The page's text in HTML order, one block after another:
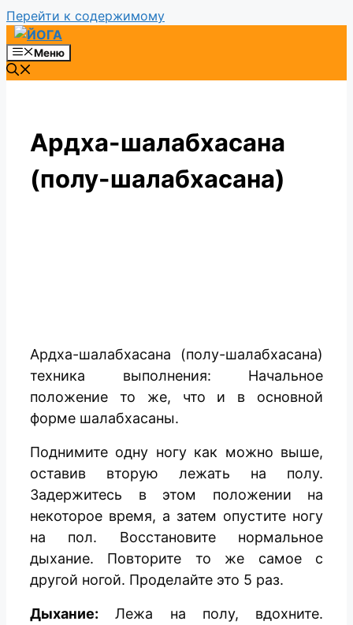
Перейти к содержимому
Меню
Ардха-шалабхасана
(полу-шалабхасана)
Ардха-шалабхасана (полу-шалабхасана)
техника выполнения: Начальное
положение то же, что и в основной
форме шалабхасаны.
Поднимите одну ногу как можно выше,
оставив вторую лежать на полу.
Задержитесь в этом положении на
некоторое время, а затем опустите ногу
на пол. Восстановите нормальное
дыхание. Повторите то же самое с
другой ногой. Проделайте это 5 раз.
Дыхание: Лежа на полу, вдохните.